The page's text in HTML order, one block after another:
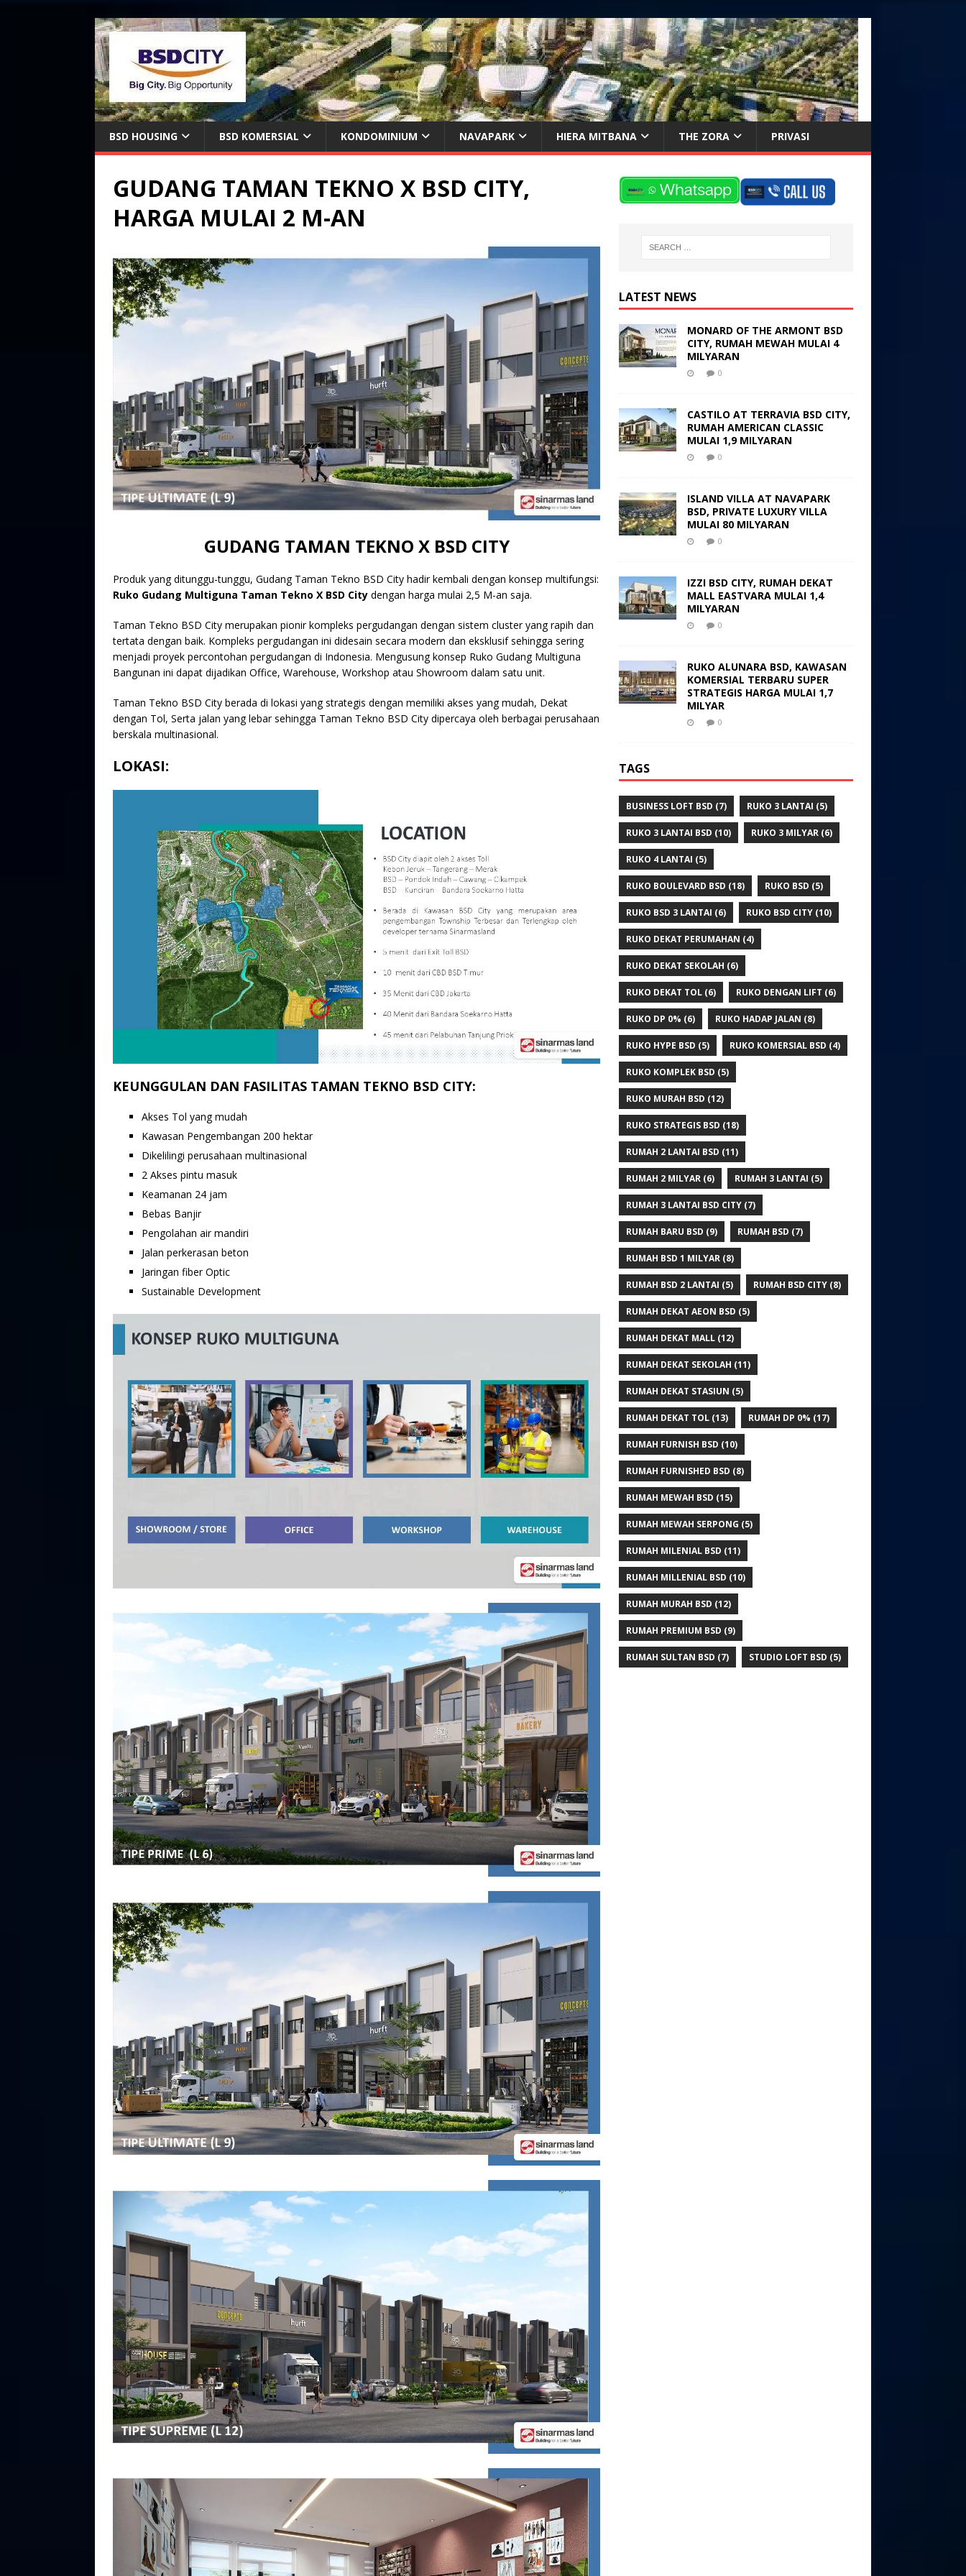
BSD HOUSING BSD KOMERSIAL KONDOMINIUM NAVAPARK HIERA MITBANA THE ZORA PRIVASI
GUDANG TAMAN TEKNO X BSD CITY,
HARGA MULAI 2 M-AN
GUDANG TAMAN TEKNO X BSD CITY
Produk yang ditunggu-tunggu, Gudang Taman Tekno BSD City hadir kembali dengan konsep multifungsi:
Ruko Gudang Multiguna Taman Tekno X BSD City dengan harga mulai 2,5 M-an saja.
Taman Tekno BSD City merupakan pionir kompleks pergudangan dengan sistem cluster yang rapih dan
tertata dengan baik. Kompleks pergudangan ini didesain secara modern dan eksklusif sehingga sering
menjadi proyek percontohan pergudangan di Indonesia. Mengusung konsep Ruko Gudang Multiguna
Bangunan ini dapat dijadikan Office, Warehouse, Workshop atau Showroom dalam satu unit.
Taman Tekno BSD City berada di lokasi yang strategis dengan memiliki akses yang mudah, Dekat
dengan Tol, Serta jalan yang lebar sehingga Taman Tekno BSD City dipercaya oleh berbagai perusahaan
berskala multinasional.
LOKASI:
KEUNGGULAN DAN FASILITAS TAMAN TEKNO BSD CITY:
Akses Tol yang mudah
Kawasan Pengembangan 200 hektar
Dikelilingi perusahaan multinasional
2 Akses pintu masuk
Keamanan 24 jam
Bebas Banjir
Pengolahan air mandiri
Jalan perkerasan beton
Jaringan fiber Optic
Sustainable Development
LATEST NEWS
MONARD OF THE ARMONT BSD
CITY, RUMAH MEWAH MULAI 4
MILYARAN
0
CASTILO AT TERRAVIA BSD CITY,
RUMAH AMERICAN CLASSIC
MULAI 1,9 MILYARAN
0
ISLAND VILLA AT NAVAPARK
BSD, PRIVATE LUXURY VILLA
MULAI 80 MILYARAN
0
IZZI BSD CITY, RUMAH DEKAT
MALL EASTVARA MULAI 1,4
MILYARAN
0
RUKO ALUNARA BSD, KAWASAN
KOMERSIAL TERBARU SUPER
STRATEGIS HARGA MULAI 1,7
MILYAR
0
TAGS
BUSINESS LOFT BSD (7) RUKO 3 LANTAI (5)
RUKO 3 LANTAI BSD (10) RUKO 3 MILYAR(6)
RUKO 4 LANTAI (5)
RUKO BOULEVARD BSD (18) RUKO BSD (5)
RUKO BSD 3 LANTAI (6) RUKO BSD CITY(10)
RUKO DEKAT PERUMAHAN (4)
RUKO DEKAT SEKOLAH (6)
RUKO DEKAT TOL(6) RUKO DENGAN LIFT (6)
RUKO DP 0% (6) RUKO HADAP JALAN (8)
RUKO HYPE BSD (5) RUKO KOMERSIAL BSD (4)
RUKO KOMPLEK BSD (5)
RUKO MURAH BSD (12)
RUKO STRATEGIS BSD (18)
RUMAH 2 LANTAI BSD (11)
RUMAH 2 MILYAR(6) RUMAH 3 LANTAI (5)
RUMAH 3 LANTAI BSD CITY(7)
RUMAH BARU BSD (9) RUMAH BSD (7)
RUMAH BSD 1 MILYAR(8)
RUMAH BSD 2 LANTAI (5) RUMAH BSD CITY(8)
RUMAH DEKAT AEON BSD (5)
RUMAH DEKAT MALL(12)
RUMAH DEKAT SEKOLAH (11)
RUMAH DEKAT STASIUN (5)
RUMAH DEKAT TOL(13) RUMAH DP 0% (17)
RUMAH FURNISH BSD (10)
RUMAH FURNISHED BSD (8)
RUMAH MEWAH BSD (15)
RUMAH MEWAH SERPONG (5)
RUMAH MILENIAL BSD (11)
RUMAH MILLENIAL BSD (10)
RUMAH MURAH BSD (12)
RUMAH PREMIUM BSD (9)
RUMAH SULTAN BSD (7) STUDIO LOFT BSD (5)